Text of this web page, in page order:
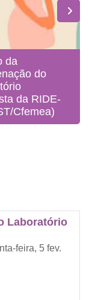
da
do
da RIDE-
Cfemea)
Laboratório
feira, 5 fev.